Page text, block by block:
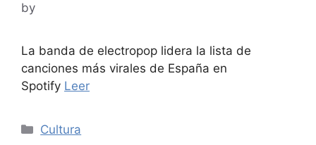
by
La banda de electropop lidera la lista de
canciones más virales de España en
Spotify Leer
Categories
Cultura